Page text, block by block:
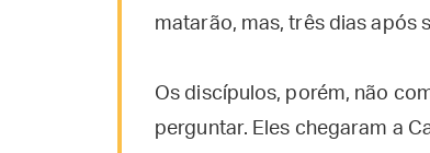
matarão, mas, três dias após
Os discípulos, porém, não
perguntar. Eles chegaram a